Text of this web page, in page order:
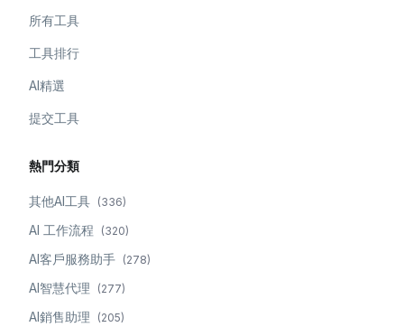
所有工具
工具排行
AI精選
提交工具
熱門分類
其他AI工具 (336)
AI 工作流程 (320)
AI客戶服務助手 (278)
AI智慧代理 (277)
AI銷售助理 (205)